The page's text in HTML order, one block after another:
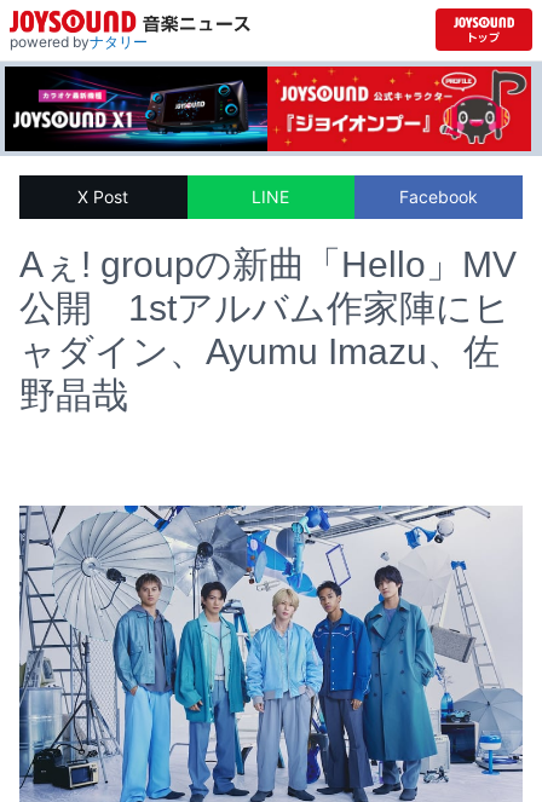
powered byナタリー
X Post LINE Facebook
Aぇ! groupの新曲「Hello」MV
公開 1stアルバム作家陣にヒ
ャダイン、Ayumu Imazu、佐
野晶哉